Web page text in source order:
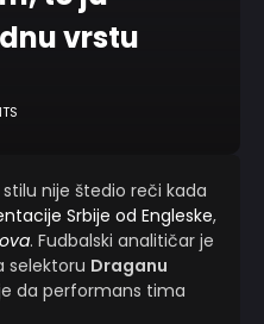
vrstu
nije štedio reči kada
Srbije od Engleske,
. Fudbalski analitičar je
selektoru Draganu
da performans tima